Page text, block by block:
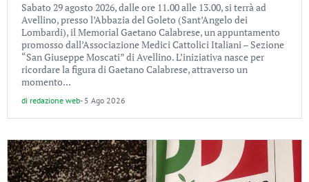
Sabato 29 agosto 2026, dalle ore 11.00 alle 13.00, si terrà ad
Avellino, presso l’Abbazia del Goleto (Sant’Angelo dei
Lombardi), il Memorial Gaetano Calabrese, un appuntamento
promosso dall’Associazione Medici Cattolici Italiani – Sezione
“San Giuseppe Moscati” di Avellino. L’iniziativa nasce per
ricordare la figura di Gaetano Calabrese, attraverso un
momento...
di redazione web- 5 Ago 2026